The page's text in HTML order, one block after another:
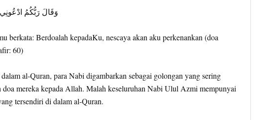
وَقَالَ رَبُّكُمُ
berkata: Berdoalah kepadaKu, nescaya akan aku perkenankan (doa
60)
al-Quran, para Nabi digambarkan sebagai golongan yang sering
doa mereka kepada Allah. Malah keseluruhan Nabi Ulul Azmi mempunyai
tersendiri di dalam al-Quran.